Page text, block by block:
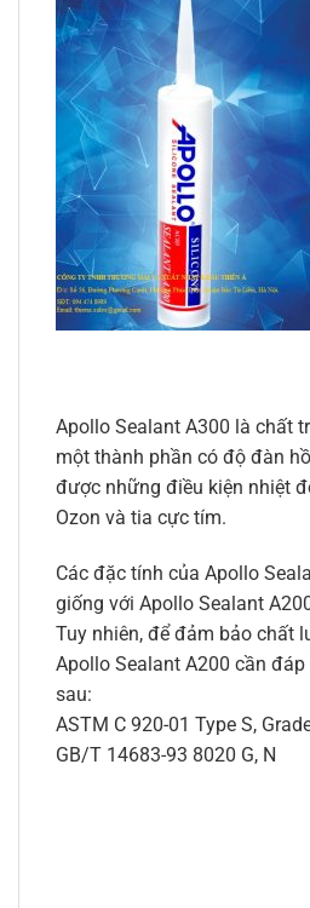
Apollo Sealant A300 là chất
một thành phần có độ đàn
được những điều kiện nhiệt
Ozon và tia cực tím.
Các đặc tính của Apollo
giống với Apollo Sealant
Tuy nhiên, để đảm bảo chất
Apollo Sealant A200 cần
sau:
ASTM C 920-01 Type S,
GB/T 14683-93 8020 G, N